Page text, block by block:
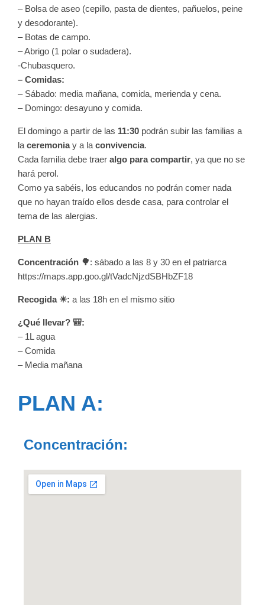
– Bolsa de aseo (cepillo, pasta de dientes, pañuelos, peine
y desodorante).
– Botas de campo.
– Abrigo (1 polar o sudadera).
-Chubasquero.
– Comidas:
– Sábado: media mañana, comida, merienda y cena.
– Domingo: desayuno y comida.
El domingo a partir de las 11:30 podrán subir las familias a
la ceremoniay a la convivencia.
Cada familia debe traer algo para compartir, ya que no se
hará perol.
Como ya sabéis, los educandos no podrán comer nada
que no hayan traído ellos desde casa, para controlar el
tema de las alergias.
PLAN B
Concentración 🌳: sábado a las 8 y 30 en el patriarca
https://maps.app.goo.gl/tVadcNjzdSBHbZF18
Recogida ☀: a las 18h en el mismo sitio
¿Qué llevar? 🎒:
– 1L agua
– Comida
– Media mañana
PLAN A:
Concentración: